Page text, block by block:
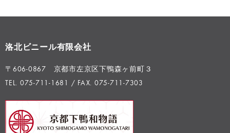
洛北ビニール有限会社
〒606-0867 京都市左京区下鴨森ヶ前町３
TEL. 075-711-1681 / FAX. 075-711-7303